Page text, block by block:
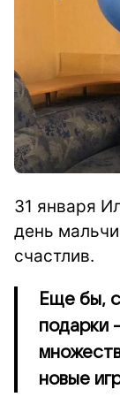
31 января
день
счастлив.
Еще бы,
подарки
новые